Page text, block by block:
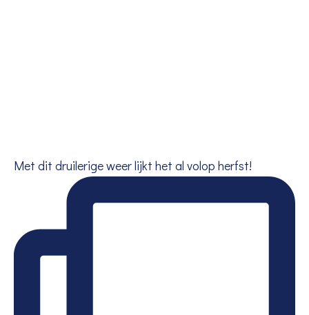
Met dit druilerige weer lijkt het al volop herfst!